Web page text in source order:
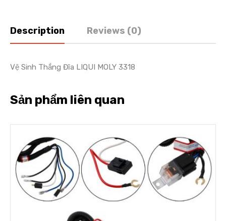
Description Reviews (0)
Vệ Sinh Thắng Đĩa LIQUI MOLY 3318
Sản phẩm liên quan